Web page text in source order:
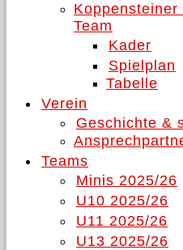
Koppensteiner
Team
Kader
Spielplan
Tabelle
Verein
Geschichte &
Teams
Minis 2025/26
U10 2025/26
U11 2025/26
U13 2025/26